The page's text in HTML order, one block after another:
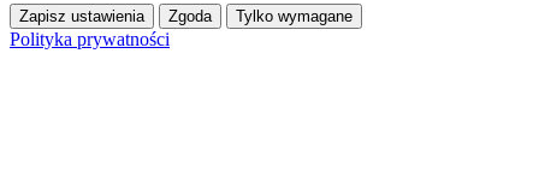
Zapisz ustawienia Zgoda Tylko wymagane
Polityka prywatności